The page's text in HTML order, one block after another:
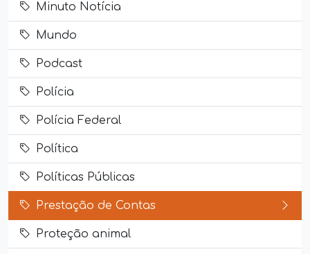
Minuto Notícia
Mundo
Podcast
Polícia
Polícia Federal
Política
Políticas Públicas
Prestação de Contas
Proteção animal